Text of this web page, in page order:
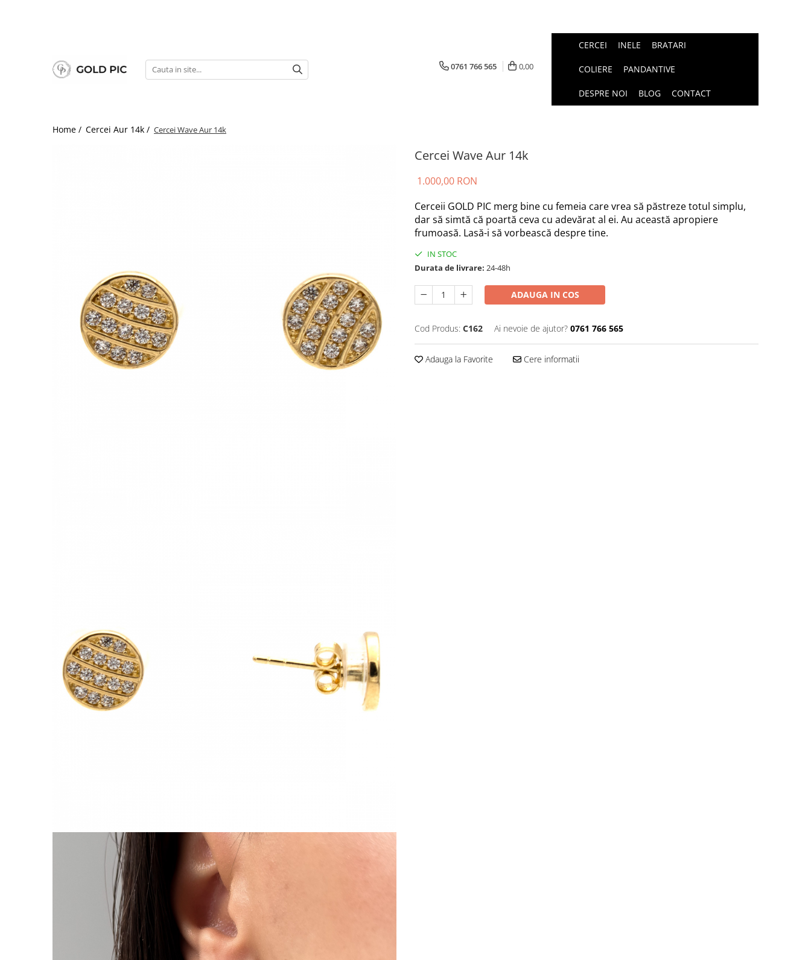
0761 766 565 0,00
CERCEI INELE BRATARI
COLIERE PANDANTIVE
DESPRE NOI BLOG CONTACT
Home / Cercei Aur 14k / Cercei Wave Aur 14k
Cercei Wave Aur 14k
1.000,00 RON
Cerceii GOLD PIC merg bine cu femeia care vrea să păstreze totul simplu,
dar să simtă că poartă ceva cu adevărat al ei. Au această apropiere
frumoasă. Lasă-i să vorbească despre tine.
IN STOC
Durata de livrare: 24-48h
ADAUGA IN COS
Cod Produs: C162 Ai nevoie de ajutor? 0761 766 565
Adauga la Favorite Cere informatii